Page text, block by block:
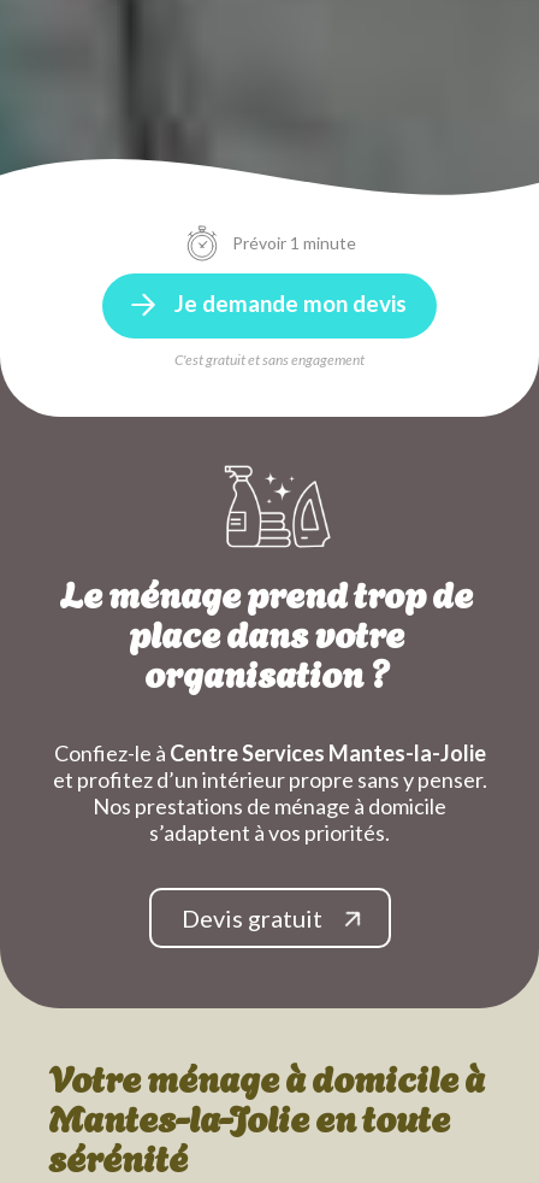
Prévoir 1 minute
Je demande mon devis
C'est gratuit et sans engagement
Le ménage prend trop de
place dans votre
organisation ?
Confiez-le à Centre Services Mantes-la-Jolie
et profitez d’un intérieur propre sans y penser.
Nos prestations de ménage à domicile
s’adaptent à vos priorités.
Devis gratuit
Votre ménage à domicileà
Mantes-la-Jolieen toute
sérénité